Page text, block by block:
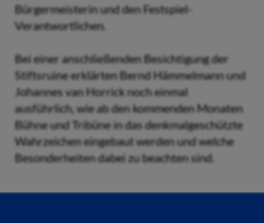
Bürgermeisterin und den Festspiel-
Verantwortlichen.
Bei einer anschließenden Besichtigung der
Stiftsruine erklärten Bernd Hämmelmann und
Johannes van Horrick noch einmal
ausführlich, wie ab den kommenden Monaten
Bühne und Tribüne in das denkmalgeschützte
Wahrzeichen eingebaut werden und welche
Besonderheiten dabei zu beachten sind.